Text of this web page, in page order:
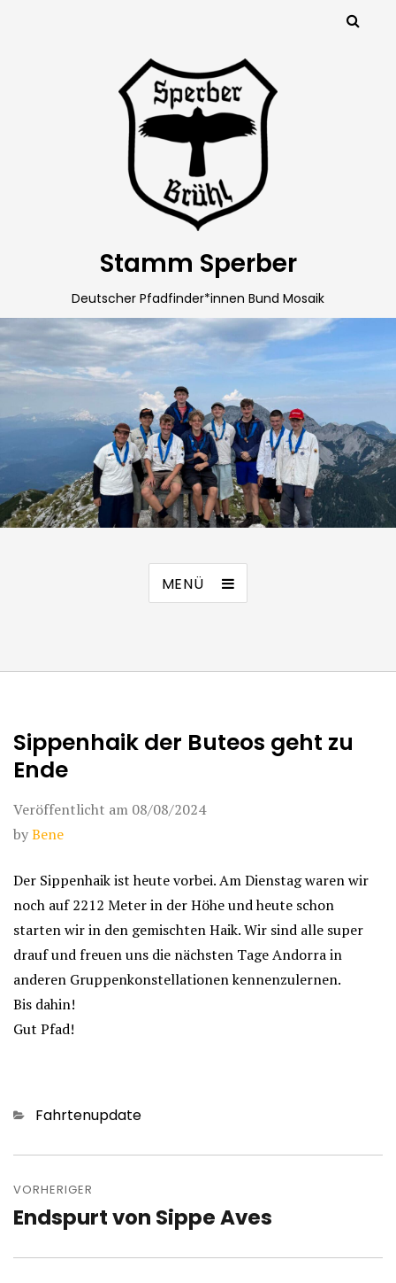
Stamm Sperber
Deutscher Pfadfinder*innen Bund Mosaik
MENÜ
Sippenhaik der Buteos geht zu
Ende
Veröffentlicht am 08/08/2024
byBene
Der Sippenhaik ist heute vorbei. Am Dienstag waren wir
noch auf 2212 Meter in der Höhe und heute schon
starten wir in den gemischten Haik. Wir sind alle super
drauf und freuen uns die nächsten Tage Andorra in
anderen Gruppenkonstellationen kennenzulernen.
Bis dahin!
Gut Pfad!
Kategorien
Fahrtenupdate
VORHERIGER
Vorheriger
Endspurt von Sippe Aves